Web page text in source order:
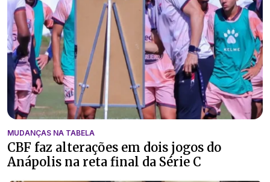
MUDANÇAS NA TABELA
CBF faz alterações em dois jogos do
Anápolis na reta final da Série C